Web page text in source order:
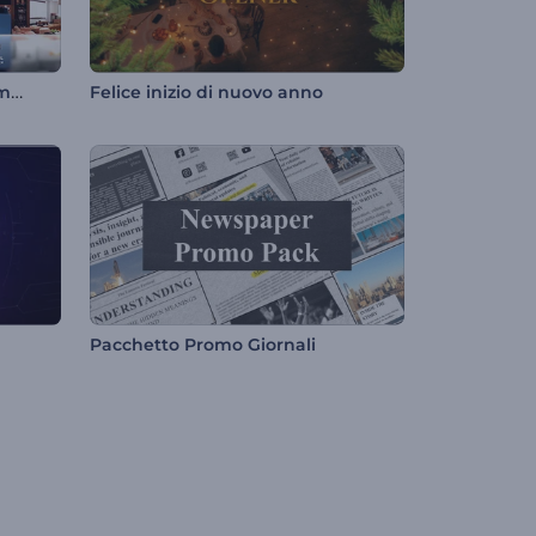
Presentazione di immagini immobiliari Felice inizio di nuovo anno
Pacchetto Promo Giornali